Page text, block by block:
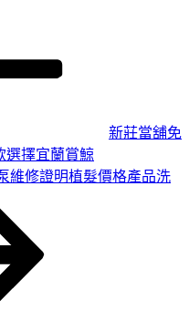
新莊當舖免
選擇宜蘭賞鯨
維修證明植髮價格產品洗